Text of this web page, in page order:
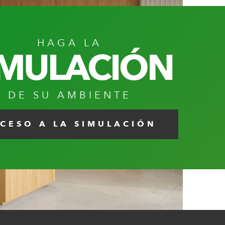
HAGA LA
DE SU AMBIENTE
A LA SIMULACIÓN